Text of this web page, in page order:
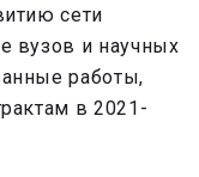
сети
вузов и научных
работы,
в 2021-